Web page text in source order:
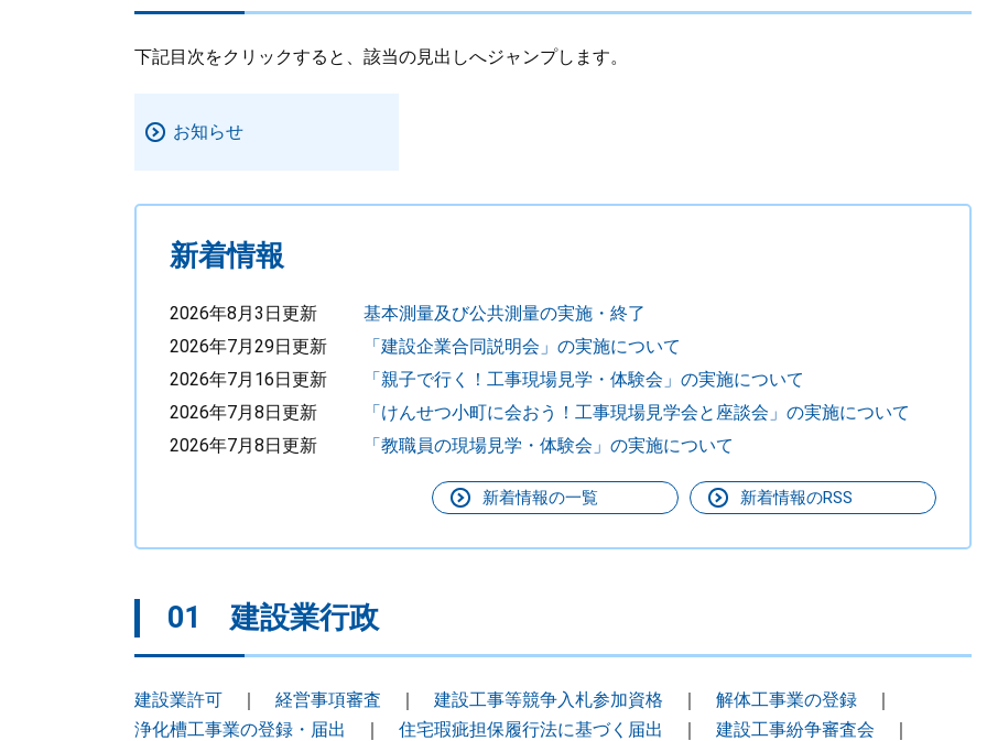
下記目次をクリックすると、該当の見出しへジャンプします。
お知らせ
新着情報
2026年8月3日更新
基本測量及び公共測量の実施・終了
2026年7月29日更新
「建設企業合同説明会」の実施について
2026年7月16日更新
「親子で行く！工事現場見学・体験会」の実施について
2026年7月8日更新
「けんせつ小町に会おう！工事現場見学会と座談会」の実施について
2026年7月8日更新
「教職員の現場見学・体験会」の実施について
新着情報の一覧 新着情報のRSS
01 建設業行政
建設業許可 ｜ 経営事項審査 ｜ 建設工事等競争入札参加資格 ｜ 解体工事業の登録 ｜
浄化槽工事業の登録・届出
｜ 住宅瑕疵担保履行法に基づく届出 ｜ 建設工事紛争審査会 ｜